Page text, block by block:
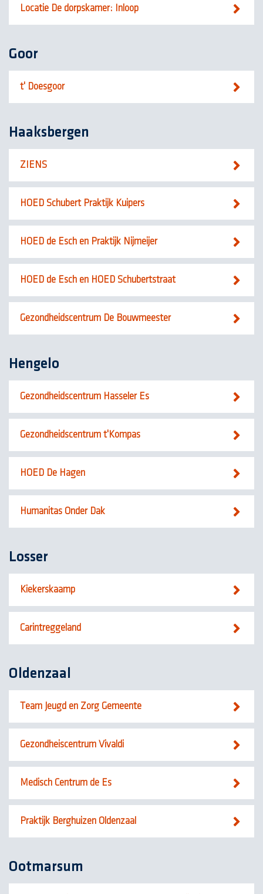
Locatie De dorpskamer: Inloop
Goor
t' Doesgoor
Haaksbergen
ZIENS
HOED Schubert Praktijk Kuipers
HOED de Esch en Praktijk Nijmeijer
HOED de Esch en HOED Schubertstraat
Gezondheidscentrum De Bouwmeester
Hengelo
Gezondheidscentrum Hasseler Es
Gezondheidscentrum t'Kompas
HOED De Hagen
Humanitas Onder Dak
Losser
Kiekerskaamp
Carintreggeland
Oldenzaal
Team Jeugd en Zorg Gemeente
Gezondheiscentrum Vivaldi
Medisch Centrum de Es
Praktijk Berghuizen Oldenzaal
Ootmarsum